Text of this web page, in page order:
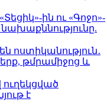
ին ու «Գոջո»-
ոստիկանություն․
թմրամիջոց և
ուղեկցված
է